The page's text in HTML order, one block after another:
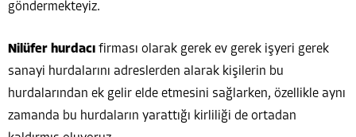
göndermekteyiz.
Nilüfer hurdacı firması olarak gerek ev gerek işyeri gerek
sanayi hurdalarını adreslerden alarak kişilerin bu
hurdalarından ek gelir elde etmesini sağlarken, özellikle aynı
zamanda bu hurdaların yarattığı kirliliği de ortadan